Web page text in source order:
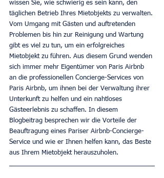
wissen Sie, wie schwierig es sein kann, den
täglichen Betrieb Ihres Mietobjekts zu verwalten.
Vom Umgang mit Gästen und auftretenden
Problemen bis hin zur Reinigung und Wartung
gibt es viel zu tun, um ein erfolgreiches
Mietobjekt zu führen. Aus diesem Grund wenden
sich immer mehr Eigentümer von Paris Airbnb
an die professionellen Concierge-Services von
Paris Airbnb, um ihnen bei der Verwaltung ihrer
Unterkunft zu helfen und ein nahtloses
Gästeerlebnis zu schaffen. In diesem
Blogbeitrag besprechen wir die Vorteile der
Beauftragung eines Pariser Airbnb-Concierge-
Service und wie er Ihnen helfen kann, das Beste
aus Ihrem Mietobjekt herauszuholen.